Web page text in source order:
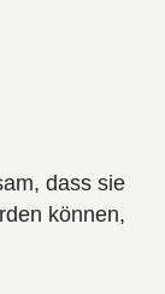
dass sie
können,